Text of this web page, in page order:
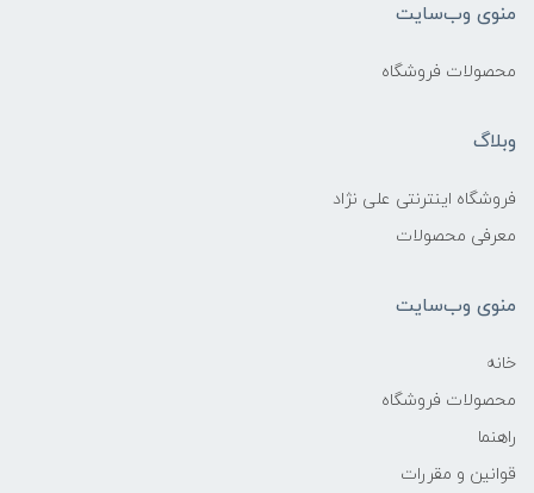
منوی وب‌سایت
محصولات فروشگاه
وبلاگ
فروشگاه اینترنتی علی نژاد
معرفی محصولات
منوی وب‌سایت
خانه
محصولات فروشگاه
راهنما
قوانین و مقررات